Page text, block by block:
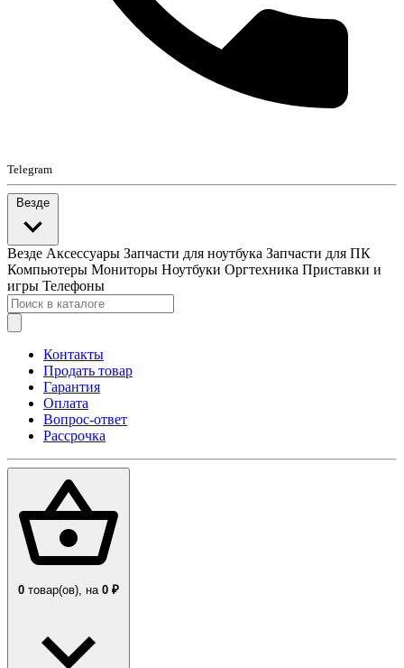
Telegram
Везде
Везде Аксессуары Запчасти для ноутбука Запчасти для ПК
Компьютеры Мониторы Ноутбуки Оргтехника Приставки и
игры Телефоны
Контакты
Продать товар
Гарантия
Оплата
Вопрос-ответ
Рассрочка
0 товар(ов), на 0 ₽